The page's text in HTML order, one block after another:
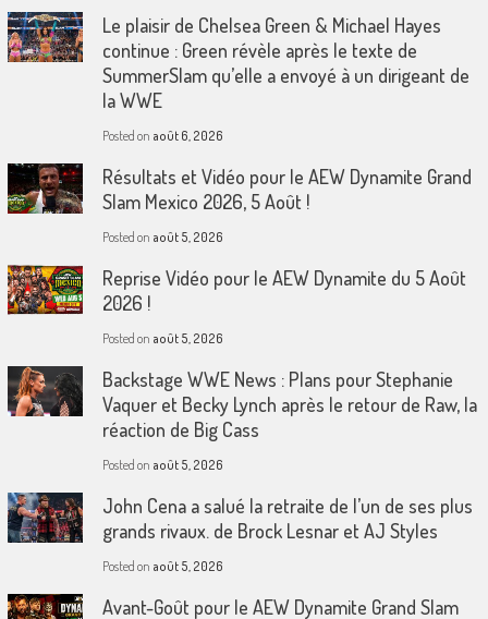
Le plaisir de Chelsea Green & Michael Hayes
continue : Green révèle après le texte de
SummerSlam qu’elle a envoyé à un dirigeant de
la WWE
Posted on août 6, 2026
Résultats et Vidéo pour le AEW Dynamite Grand
Slam Mexico 2026, 5 Août !
Posted on août 5, 2026
Reprise Vidéo pour le AEW Dynamite du 5 Août
2026 !
Posted on août 5, 2026
Backstage WWE News : Plans pour Stephanie
Vaquer et Becky Lynch après le retour de Raw, la
réaction de Big Cass
Posted on août 5, 2026
John Cena a salué la retraite de l’un de ses plus
grands rivaux. de Brock Lesnar et AJ Styles
Posted on août 5, 2026
Avant-Goût pour le AEW Dynamite Grand Slam